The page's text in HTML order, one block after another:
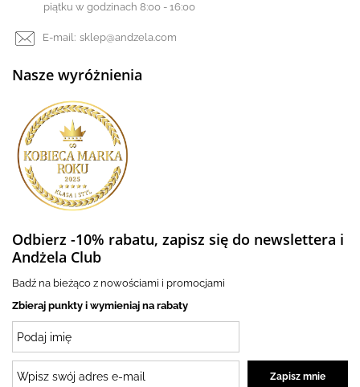
piątku w godzinach 8:00 - 16:00
E-mail: sklep@andzela.com
Nasze wyróżnienia
Odbierz -10% rabatu, zapisz się do newslettera i
Andżela Club
Badź na bieżąco z nowościami i promocjami
Zbieraj punkty i wymieniaj na rabaty